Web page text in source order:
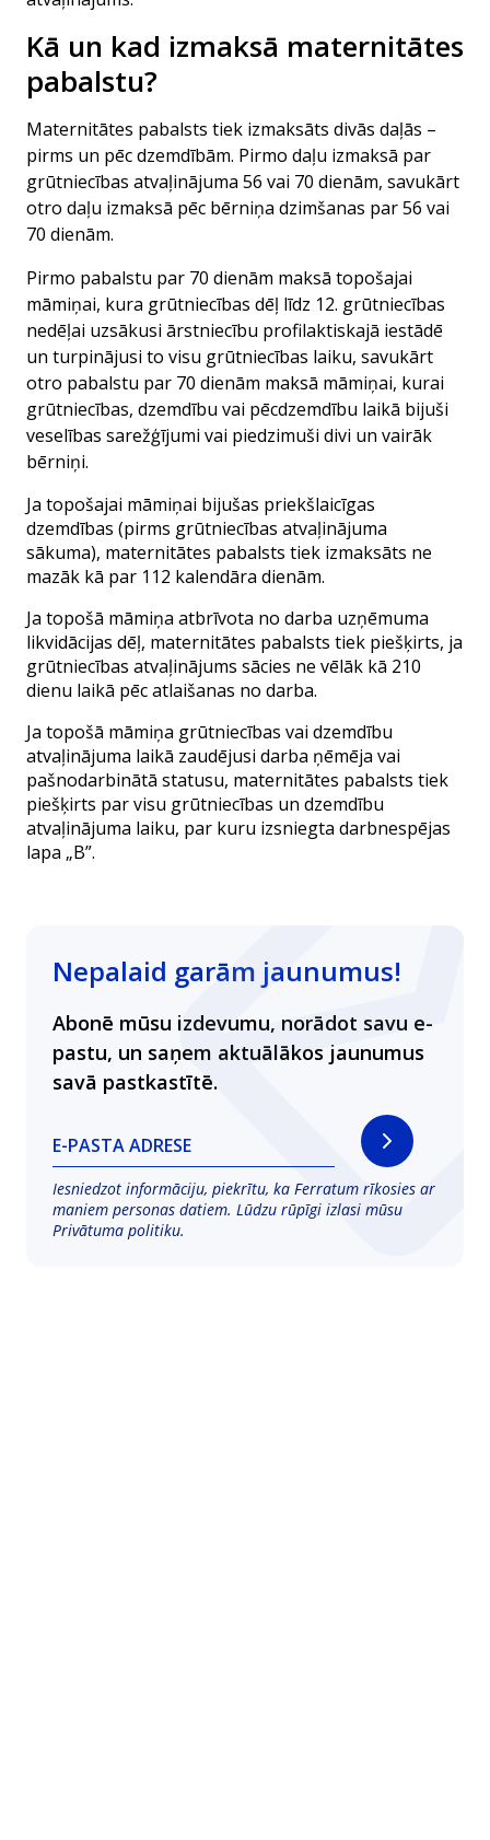
Kā un kad izmaksā maternitātes
pabalstu?
Maternitātes pabalsts tiek izmaksāts divās daļās –
pirms un pēc dzemdībām. Pirmo daļu izmaksā par
grūtniecības atvaļinājuma 56 vai 70 dienām, savukārt
otro daļu izmaksā pēc bērniņa dzimšanas par 56 vai
70 dienām.
Pirmo pabalstu par 70 dienām maksā topošajai
māmiņai, kura grūtniecības dēļ līdz 12. grūtniecības
nedēļai uzsākusi ārstniecību profilaktiskajā iestādē
un turpinājusi to visu grūtniecības laiku, savukārt
otro pabalstu par 70 dienām maksā māmiņai, kurai
grūtniecības, dzemdību vai pēcdzemdību laikā bijuši
veselības sarežģījumi vai piedzimuši divi un vairāk
bērniņi.
Ja topošajai māmiņai bijušas priekšlaicīgas
dzemdības (pirms grūtniecības atvaļinājuma
sākuma), maternitātes pabalsts tiek izmaksāts ne
mazāk kā par 112 kalendāra dienām.
Ja topošā māmiņa atbrīvota no darba uzņēmuma
likvidācijas dēļ, maternitātes pabalsts tiek piešķirts, ja
grūtniecības atvaļinājums sācies ne vēlāk kā 210
dienu laikā pēc atlaišanas no darba.
Ja topošā māmiņa grūtniecības vai dzemdību
atvaļinājuma laikā zaudējusi darba ņēmēja vai
pašnodarbinātā statusu, maternitātes pabalsts tiek
piešķirts par visu grūtniecības un dzemdību
atvaļinājuma laiku, par kuru izsniegta darbnespējas
lapa „B”.
Nepalaid garām jaunumus!
Abonē mūsu izdevumu, norādot savu e-
pastu, un saņem aktuālākos jaunumus
savā pastkastītē.
E-PASTA ADRESE
Iesniedzot informāciju, piekrītu, ka Ferratum rīkosies ar
maniem personas datiem. Lūdzu rūpīgi izlasi mūsu
Privātuma politiku.